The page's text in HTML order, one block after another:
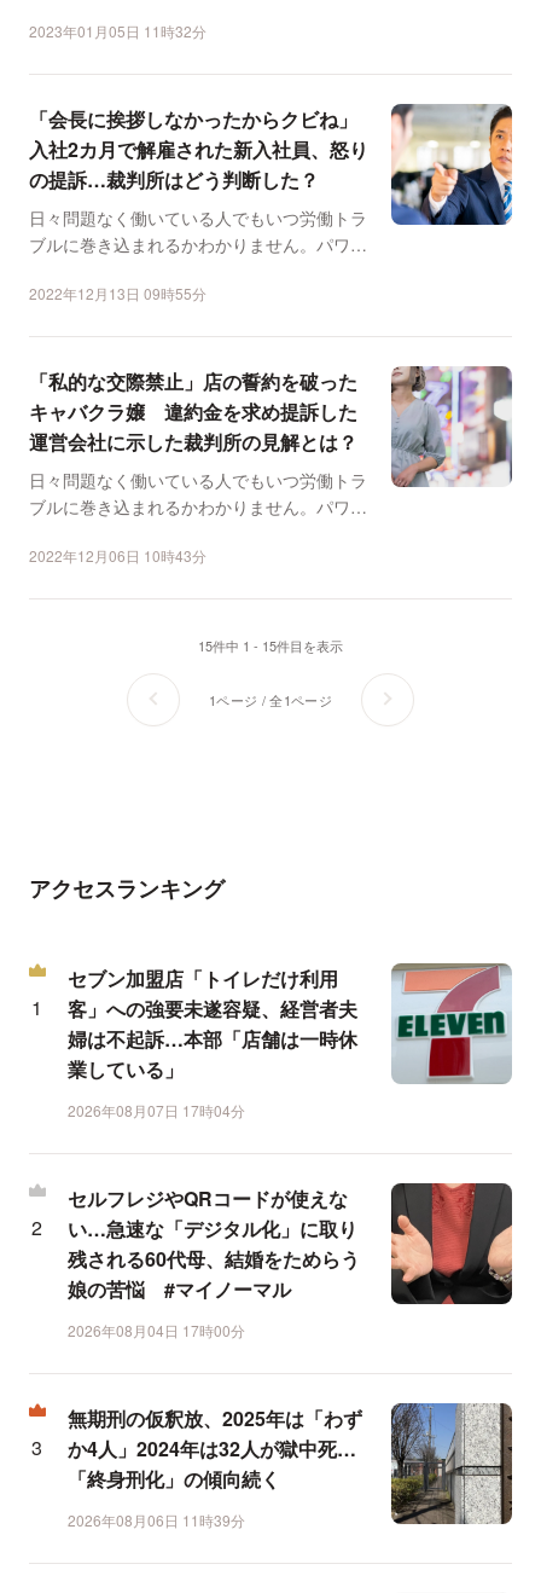
2023年01月05日 11時32分
「会長に挨拶しなかったからクビね」
入社2カ月で解雇された新入社員、怒り
の提訴…裁判所はどう判断した？
日々問題なく働いている人でもいつ労働トラ
ブルに巻き込まれるかわかりません。パワハ
2022年12月13日 09時55分
「私的な交際禁止」店の誓約を破った
キャバクラ嬢 違約金を求め提訴した
運営会社に示した裁判所の見解とは？
日々問題なく働いている人でもいつ労働トラ
ブルに巻き込まれるかわかりません。パワハ
2022年12月06日 10時43分
15件中 1 - 15件目を表示
1ページ / 全1ページ
アクセスランキング
セブン加盟店「トイレだけ利用
客」への強要未遂容疑、経営者夫
婦は不起訴…本部「店舗は一時休
業している」
2026年08月07日 17時04分
セルフレジやQRコードが使えな
い…急速な「デジタル化」に取り
残される60代母、結婚をためらう
娘の苦悩 #マイノーマル
2026年08月04日 17時00分
無期刑の仮釈放、2025年は「わず
か4人」2024年は32人が獄中死…
「終身刑化」の傾向続く
2026年08月06日 11時39分